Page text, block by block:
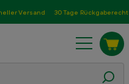
Versand 30 Tage Rückgaberecht